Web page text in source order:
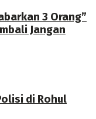
3 Orang”
Jangan
di Rohul